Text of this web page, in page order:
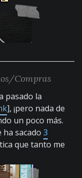
Compras
pasado la
], ¡pero nada de
un poco más.
sacado 3
que tanto me